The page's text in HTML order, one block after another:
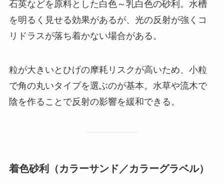
石英などを原料とした白色～乳白色の砂利。水槽
を明るく見せる効果があるが、光の反射が強くコ
リドラスが落ち着かない場合がある。
粒が大きいとひげの摩耗リスクが高いため、小粒
で角の丸いタイプを選ぶのが基本。水草や流木で
陰を作ることで反射の影響を緩和できる。
着色砂利（カラーサンド／カラーグラベル）